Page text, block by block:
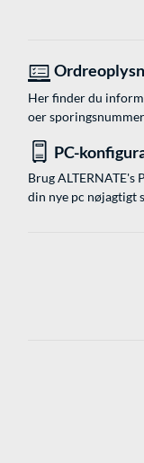
Her finder du
oer
PC-
Brug
din nye pc nøjagtigt